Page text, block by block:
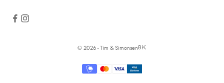
© 2026 - Tim & Simonsen